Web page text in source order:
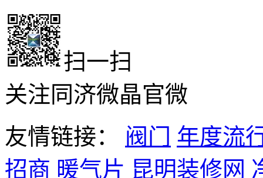
扫一扫
关注同济微晶官微
友情链接： 阀门 年度流
招商 暖气片 昆明装修网